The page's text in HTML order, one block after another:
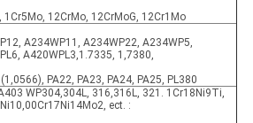
1Cr5Mo, 12CrMo, 12CrMoG, 12Cr1Mo
A234WP11, A234WP22, A234WP5,
A420WPL3,1.7335, 1,7380,
PA22, PA23, PA24, PA25, PL380
WP304,304L, 316,316L, 321. 1Cr18Ni9Ti,
ect. :